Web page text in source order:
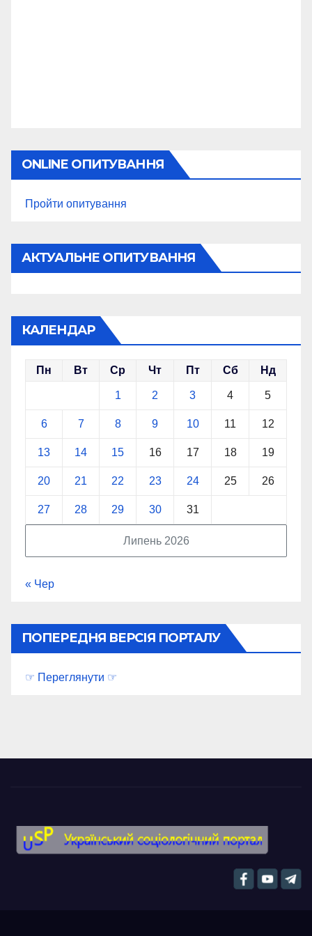
ONLINE ОПИТУВАННЯ
Пройти опитування
АКТУАЛЬНЕ ОПИТУВАННЯ
КАЛЕНДАР
Липень 2026
Пн Вт Ср Чт Пт Сб Нд
1 2 3 4 5
6 7 8 9 10 11 12
13 14 15 16 17 18 19
20 21 22 23 24 25 26
27 28 29 30 31
« Чер
ПОПЕРЕДНЯ ВЕРСІЯ ПОРТАЛУ
☞ Переглянути ☞